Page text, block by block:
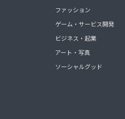
ファッション
ゲーム・サービス開発
ビジネス・起業
アート・写真
ソーシャルグッド